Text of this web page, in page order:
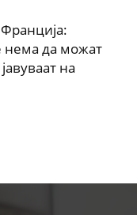
нема да можат
на